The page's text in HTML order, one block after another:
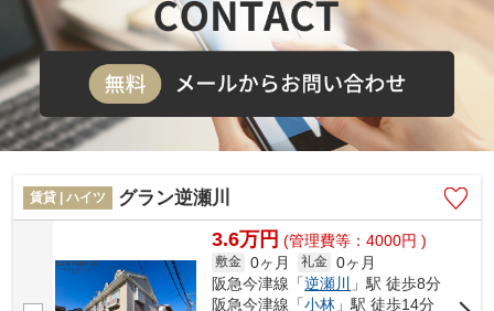
賃貸 | ハイツ グラン逆瀬川
3.6万円 (管理費等：4000円 )
敷金 0ヶ月 礼金 0ヶ月
阪急今津線「逆瀬川
」駅 徒歩8分
阪急今津線「小林 」駅 徒歩14分